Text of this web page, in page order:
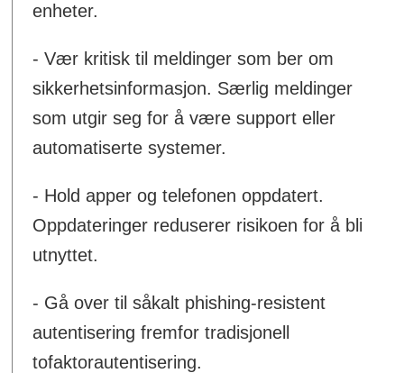
enheter.
- Vær kritisk til meldinger som ber om
sikkerhetsinformasjon. Særlig meldinger
som utgir seg for å være support eller
automatiserte systemer.
- Hold apper og telefonen oppdatert.
Oppdateringer reduserer risikoen for å bli
utnyttet.
- Gå over til såkalt phishing-resistent
autentisering fremfor tradisjonell
tofaktorautentisering.